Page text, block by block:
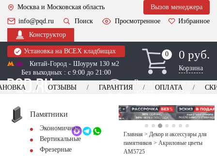
Москва и Московская область
Вызов менеджера
info@pqd.ru
Поиск Просмотренное
Избранное
Конструктор
Установка на ВСЕХ кладбищах
Китай-Город - Шоурум 130 м2
Без выходных : с 9:00 до 21:00
0
0 0 руб.
Корзина
Выезд менеджера для
оформления заказа
+7 (495) 518-44-23
Обратный звонок
ОТЗЫВЫ ГАРАНТИЯ ОПЛАТА
Памятники
Экономичные
Вертикальные
Фрезерные
Главная > Декор и аксессуары для
памятников > Акриловые цветы
AM5725